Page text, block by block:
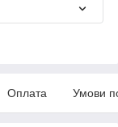
Оплата Умови